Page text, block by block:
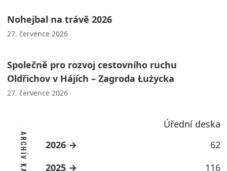
Nohejbal na trávě 2026
27. července 2026
Společně pro rozvoj cestovního ruchu
Oldřichov v Hájích – Zagroda Łużycka
27. července 2026
Úřední deska
2026
62
2025
116